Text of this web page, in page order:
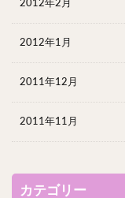
2012年2月
2012年1月
2011年12月
2011年11月
カテゴリー